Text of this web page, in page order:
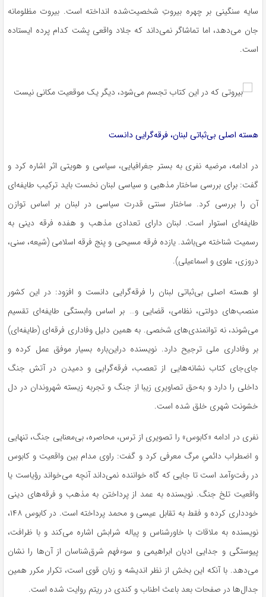
سایه سنگینی بر چهره بیروتِ شخصیت‌شده انداخته است. بیروت مظلومانه
جان می‌دهد، اما تماشاگر نمی‌داند که جلاد واقعی پشت کدام پرده ایستاده
است.
هسته اصلی بی‌ثباتی لبنان، فرقه‌گرایی دانست
در ادامه، مرضیه نفری به بستر جغرافیایی، سیاسی و هویتی اثر اشاره کرد و
گفت: برای بررسی ساختار مذهبی و سیاسی لبنان نخست باید ترکیب طایفه‌ای
آن را بررسی کرد. ساختار سنتی قدرت سیاسی در لبنان بر اساس توازن
طایفه‌ای استوار است. لبنان دارای تعدادی مذهب و هفده فرقه دینی به
رسمیت شناخته می‌باشد. یازده فرقه مسیحی و پنج فرقه اسلامی (شیعه، سنی،
دروزی، علوی و اسماعیلی).
او هسته اصلی بی‌ثباتی لبنان را فرقه‌گرایی دانست و افزود: در این کشور
منصب‌های دولتی، نظامی، قضایی و… بر اساس وابستگی طایفه‌ای تقسیم
می‌شوند، نه توانمندی‌های شخصی. به همین دلیل وفاداری فرقه‌ای (طایفه‌ای)
بر وفاداری ملی ترجیح دارد. نویسنده دراین‌باره بسیار موفق عمل کرده و
جای‌جای کتاب نشانه‌هایی از تعصب، فرقه‌گرایی و دمیدن در آتش جنگ
داخلی را دارد و به‌حق تصاویری زیبا از جنگ و تجربه زیسته شهروندان در دل
خشونت شهری خلق شده است.
نفری در ادامه «کابوس» را تصویری از ترس، محاصره، بی‌معنایی جنگ، تنهایی
و اضطراب دائمیِ مرگ معرفی کرد و گفت: راوی مدام بین واقعیت و کابوس
در رفت‌وآمد است تا جایی که گاه خواننده نمی‌داند آنچه می‌خواند رؤیاست یا
واقعیت تلخ جنگ. نویسنده به عمد از پرداختن به مذهب و فرقه‌های دینی
خودداری کرده و فقط به تقابل عیسی و محمد پرداخته است. در کابوس ۱۴۸،
نویسنده به ملاقات با خاورشناس و پیاله شرابش اشاره می‌کند و با ظرافت،
پیوستگی و جدایی ادیان ابراهیمی و سوءفهم شرق‌شناسان از آن‌ها را نشان
می‌دهد. با آنکه این بخش از نظر اندیشه و زبان قوی است، تکرار مکرر همین
جدال‌ها در صفحات بعد باعث اطناب و کندی در ریتم روایت شده است.